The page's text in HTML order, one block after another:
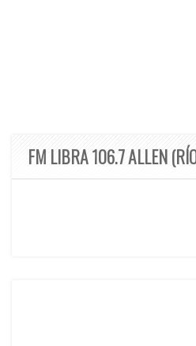
FM LIBRA 106.7 ALLEN